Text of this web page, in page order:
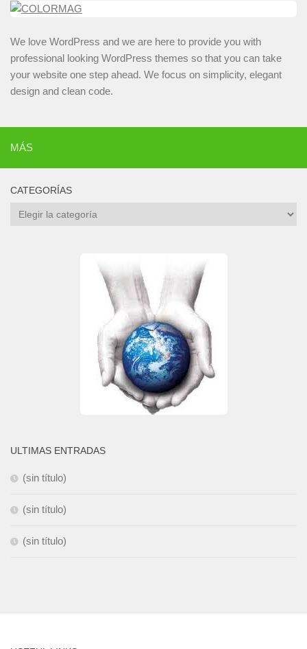
We love WordPress and we are here to provide you with
professional looking WordPress themes so that you can take
your website one step ahead. We focus on simplicity, elegant
design and clean code.
MÁS
CATEGORÍAS
Categorías
ULTIMAS ENTRADAS
(sin título)
(sin título)
(sin título)